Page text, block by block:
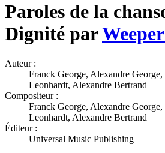
Paroles de la
Dignité par
Auteur :
Franck George, Alexandre
Leonhardt, Alexandre Bertrand
Compositeur :
Franck George, Alexandre
Leonhardt, Alexandre Bertrand
Éditeur :
Universal Music Publishing